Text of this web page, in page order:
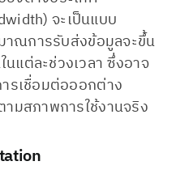
จะเป็นแบบ
าณการรับส่งข้อมูลจะขึ้น
แต่ละช่วงเวลา ซึ่งอาจ
รเชื่อมต่อออกต่าง
มสภาพการใช้งานจริง